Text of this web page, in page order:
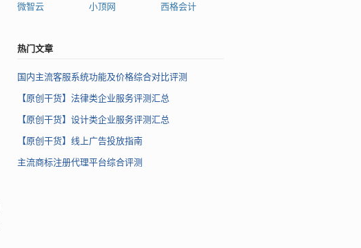
微智云
小顶网 西格会计
热门文章
国内主流客服系统功能及价格综合对比评测
【原创干货】法律类企业服务评测汇总
【原创干货】设计类企业服务评测汇总
【原创干货】线上广告投放指南
主流商标注册代理平台综合评测